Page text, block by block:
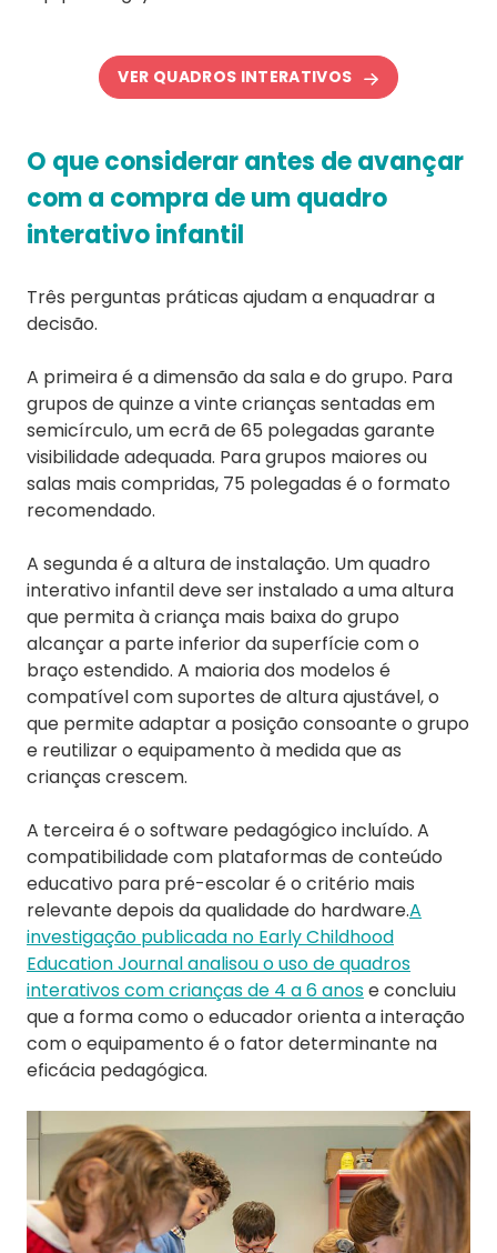
VER QUADROS INTERATIVOS
O que considerar antes de avançar
com a compra de um quadro
interativo infantil
Três perguntas práticas ajudam a enquadrar a
decisão.
A primeira é a dimensão da sala e do grupo. Para
grupos de quinze a vinte crianças sentadas em
semicírculo, um ecrã de 65 polegadas garante
visibilidade adequada. Para grupos maiores ou
salas mais compridas, 75 polegadas é o formato
recomendado.
A segunda é a altura de instalação. Um quadro
interativo infantil deve ser instalado a uma altura
que permita à criança mais baixa do grupo
alcançar a parte inferior da superfície com o
braço estendido. A maioria dos modelos é
compatível com suportes de altura ajustável, o
que permite adaptar a posição consoante o grupo
e reutilizar o equipamento à medida que as
crianças crescem.
A terceira é o software pedagógico incluído. A
compatibilidade com plataformas de conteúdo
educativo para pré-escolar é o critério mais
relevante depois da qualidade do hardware.A
investigação publicada no Early Childhood
Education Journal analisou o uso de quadros
interativos com crianças de 4 a 6 anose concluiu
que a forma como o educador orienta a interação
com o equipamento é o fator determinante na
eficácia pedagógica.